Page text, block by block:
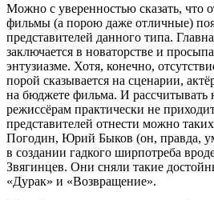
Можно с уверенностью сказать, что
фильмы (а порою даже отличные)
представителей данного типа.
заключается в новаторстве и
энтузиазме. Хотя, конечно,
порой сказывается на сценарии,
на бюджете фильма. И рассчитывать
режиссёрам практически не
представителей отнести можно
Погодин, Юрий Быков (он, правда,
в создании гадкого ширпотреба
Звягинцев. Они сняли такие
«Дурак» и «Возвращение».